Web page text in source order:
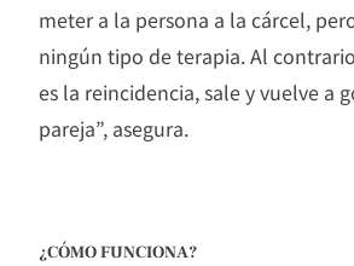
meter a la persona a la cárcel,
ningún tipo de terapia. Al
es la reincidencia, sale y vuelve a
pareja”, asegura.
¿CÓMO FUNCIONA?